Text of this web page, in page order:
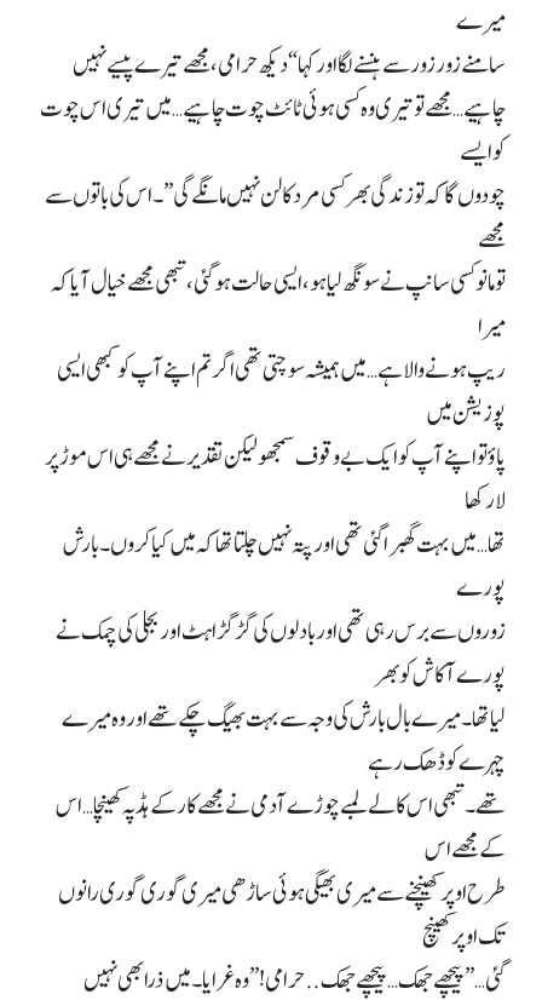
میرے
سامنے زور زور سے ہنسنے لگا اور کہا “دیکھ حرامی، مجھے تیرے پیسے نہیں
چاہیے… مجھے تو تیری وہ کسی ہوئی ٹائٹ چوت چاہیے… میں تیری اس چوت
کو ایسے
چودوں گا کہ تو زندگی بھر کسی مرد کا لن نہیں مانگے گی”۔ اس کی باتوں سے
مجھے
تو مانو کسی سانپ نے سونگھ لیا ہو، ایسی حالت ہو گئی، تبھی مجھے خیال آیا کہ
میرا
ریپ ہونے والا ہے… میں ہمیشہ سوچتی تھی اگر تم اپنے آپ کو کبھی ایسی
پوزیشن میں
پاؤ تو اپنے آپ کو ایک بے وقوف سمجھو لیکن تقدیر نے مجھے ہی اس موڑ پر
لا رکھا
تھا… میں بہت گھبرا گئی تھی اور پتہ نہیں چلتا تھا کہ میں کیا کروں۔ بارش
پورے
زوروں سے برس رہی تھی اور بادلوں کی گڑگڑاہٹ اور بجلی کی چمک نے
پورے آکاش کو بھر
لیا تھا۔ میرے بال بارش کی وجہ سے بہت بھیگ چکے تھے اور وہ میرے
چہرے کو ڈھک رہے
تھے۔ تبھی اس کالے لمبے چوڑے آدمی نے مجھے کار کے ہڈ پہ کھینچا… اس
کے مجھے اس
طرح اوپر کھینچنے سے میری بھیگی ہوئی ساڑھی میری گوری گوری رانوں
تک اوپر کھینچ
گئی…” پیچھے جھک… پیچھے جھک .. حرامی!” وہ غرایا۔ میں ذرا بھی نہیں